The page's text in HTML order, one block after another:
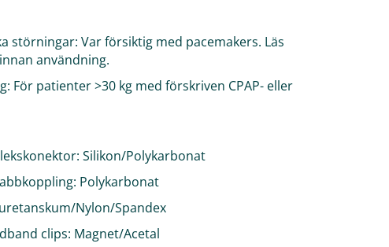
störningar: Var försiktig med pacemakers. Läs
användning.
För patienter >30 kg med förskriven CPAP- eller
Silikon/Polykarbonat
Polykarbonat
Nylon/Spandex
clips: Magnet/Acetal